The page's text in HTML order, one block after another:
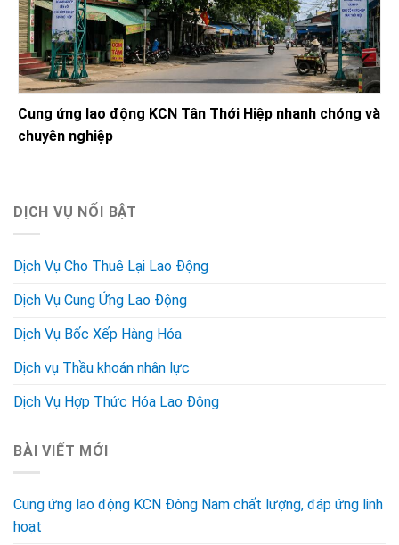
Cung ứng lao động KCN Tân Thới Hiệp nhanh chóng và
chuyên nghiệp
DỊCH VỤ NỔI BẬT
Dịch Vụ Cho Thuê Lại Lao Động
Dịch Vụ Cung Ứng Lao Động
Dịch Vụ Bốc Xếp Hàng Hóa
Dịch vụ Thầu khoán nhân lực
Dịch Vụ Hợp Thức Hóa Lao Động
BÀI VIẾT MỚI
Cung ứng lao động KCN Đông Nam chất lượng, đáp ứng linh
hoạt